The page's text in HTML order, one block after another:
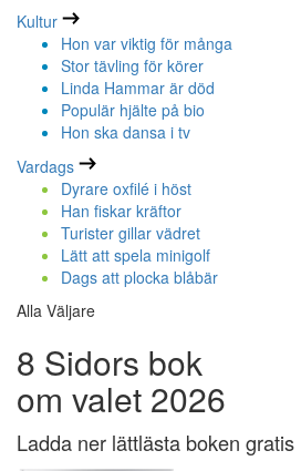
Kultur
Hon var viktig för många
Stor tävling för körer
Linda Hammar är död
Populär hjälte på bio
Hon ska dansa i tv
Vardags
Dyrare oxfilé i höst
Han fiskar kräftor
Turister gillar vädret
Lätt att spela minigolf
Dags att plocka blåbär
Alla Väljare
8 Sidors bok
om valet 2026
Ladda ner lättlästa boken gratis